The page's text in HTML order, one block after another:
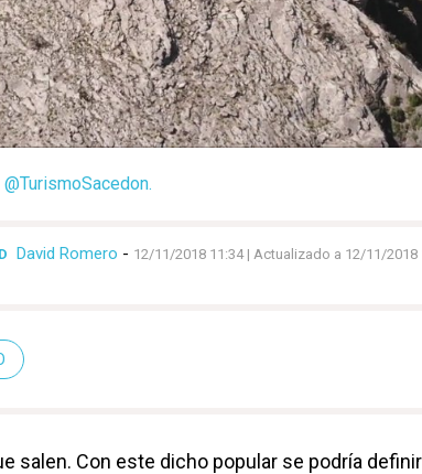
David Romero - 12/11/2018 11:34| Actualizado a 12/11/2018
salen. Con este dicho popular se podría definir